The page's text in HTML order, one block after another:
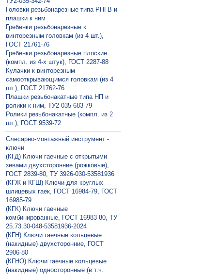
Головки резьбонарезные типа РНГВ и
плашки к ним
Гребёнки резьбонарезные к
винторезным головкам (из 4 шт.),
ГОСТ 21761-76
Гребенки резьбонарезные плоские
(компл. из 4-х штук), ГОСТ 2287-88
Кулачки к винторезным
самооткрывающимся головкам (из 4
шт.), ГОСТ 21762-76
Плашки резьбонакатные типа НП и
ролики к ним, ТУ2-035-683-79
Ролики резьбонакатные (компл. из 2
шт.), ГОСТ 9539-72
Слесарно-монтажный инструмент -
ключи
(КГД) Ключи гаечные с открытыми
зевами двухсторонние (рожковые),
ГОСТ 2839-80, ТУ 3926-030-53581936
(КГЖ и КГШ) Ключи для круглых
шлицевых гаек, ГОСТ 16984-79, ГОСТ
16985-79
(КГК) Ключи гаечные
комбинированные, ГОСТ 16983-80, ТУ
25.73.30-048-53581936-2024
(КГН) Ключи гаечные кольцевые
(накидные) двухсторонние, ГОСТ
2906-80
(КГНО) Ключи гаечные кольцевые
(накидные) односторонные (в т.ч.